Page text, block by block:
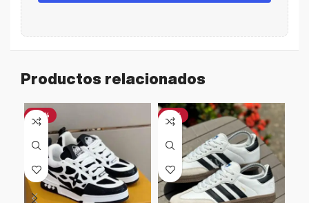
Productos relacionados
-26% -21%